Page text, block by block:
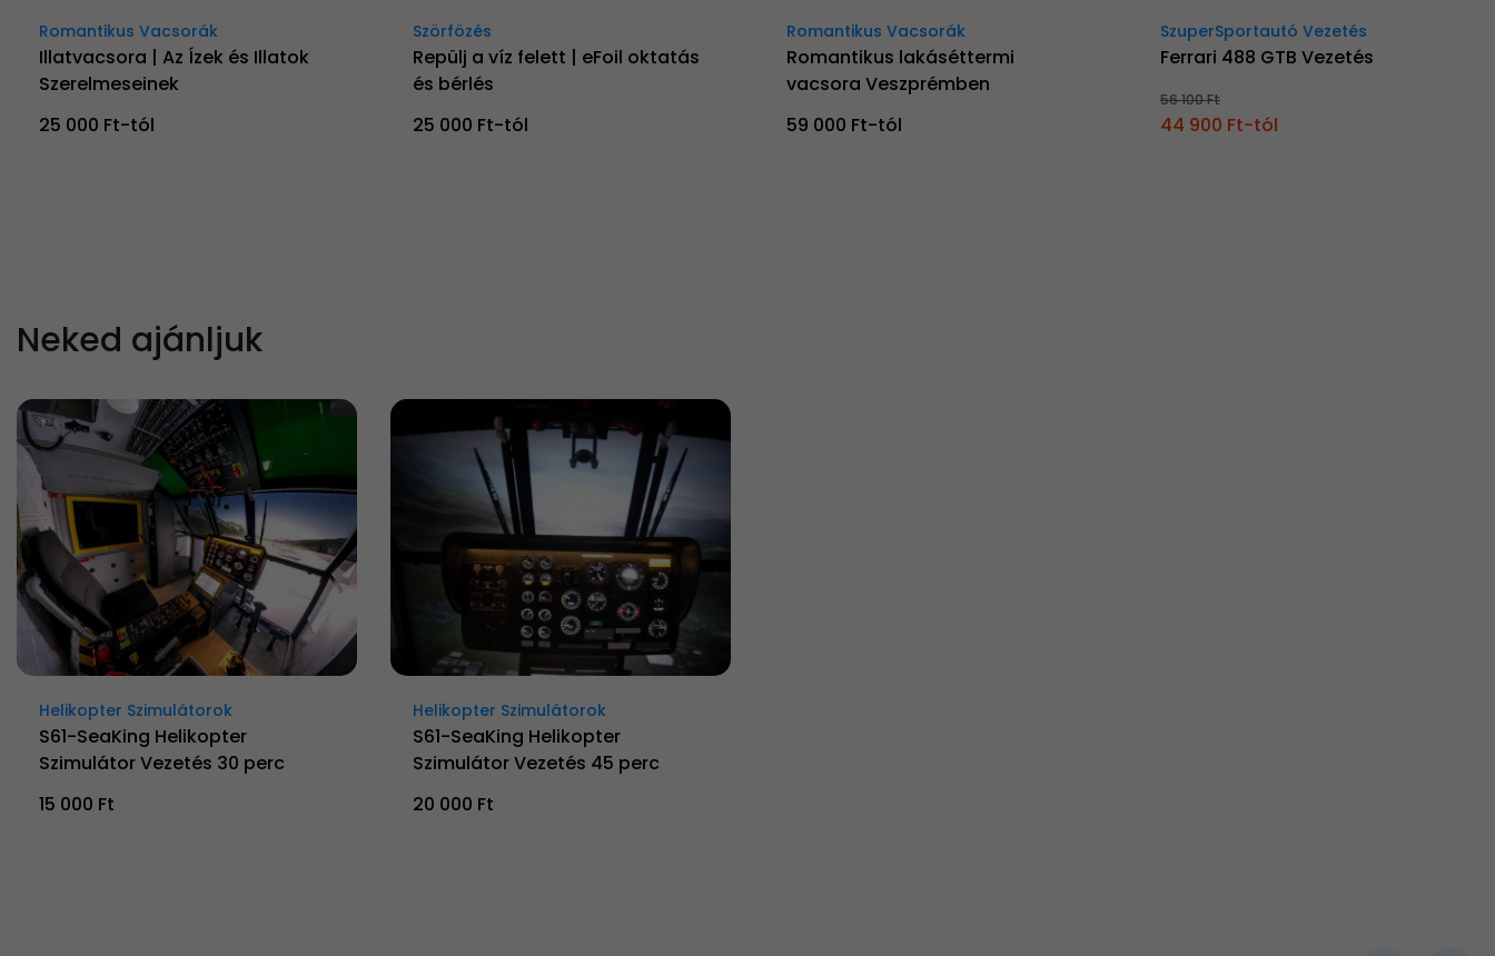
Romantikus Vacsorák
Illatvacsora | Az Ízek és Illatok
Szerelmeseinek
25 000 Ft-tól
Szörfözés
Repülj a víz felett | eFoil oktatás
és bérlés
25 000 Ft-tól
Romantikus Vacsorák
Romantikus lakáséttermi
vacsora Veszprémben
59 000 Ft-tól
SzuperSportautó Vezetés
Ferrari 488 GTB Vezetés
56 100 Ft
44 900 Ft-tól
Neked ajánljuk
Helikopter Szimulátorok
S61-SeaKing Helikopter
Szimulátor Vezetés 30 perc
15 000 Ft
Helikopter Szimulátorok
S61-SeaKing Helikopter
Szimulátor Vezetés 45 perc
20 000 Ft